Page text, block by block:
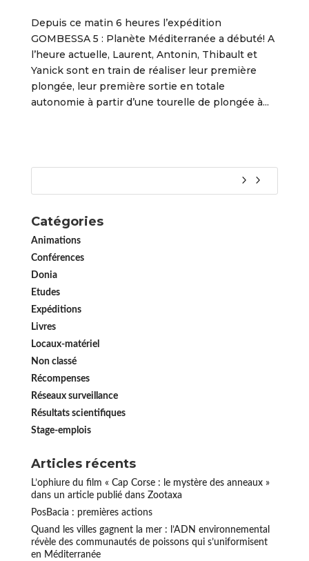
Depuis ce matin 6 heures l’expédition
GOMBESSA 5 : Planète Méditerranée a débuté! A
l’heure actuelle, Laurent, Antonin, Thibault et
Yanick sont en train de réaliser leur première
plongée, leur première sortie en totale
autonomie à partir d’une tourelle de plongée à...
Catégories
Animations
Conférences
Donia
Etudes
Expéditions
Livres
Locaux-matériel
Non classé
Récompenses
Réseaux surveillance
Résultats scientifiques
Stage-emplois
Articles récents
L’ophiure du film « Cap Corse : le mystère des anneaux »
dans un article publié dans Zootaxa
PosBacia : premières actions
Quand les villes gagnent la mer : l’ADN environnemental
révèle des communautés de poissons qui s’uniformisent
en Méditerranée